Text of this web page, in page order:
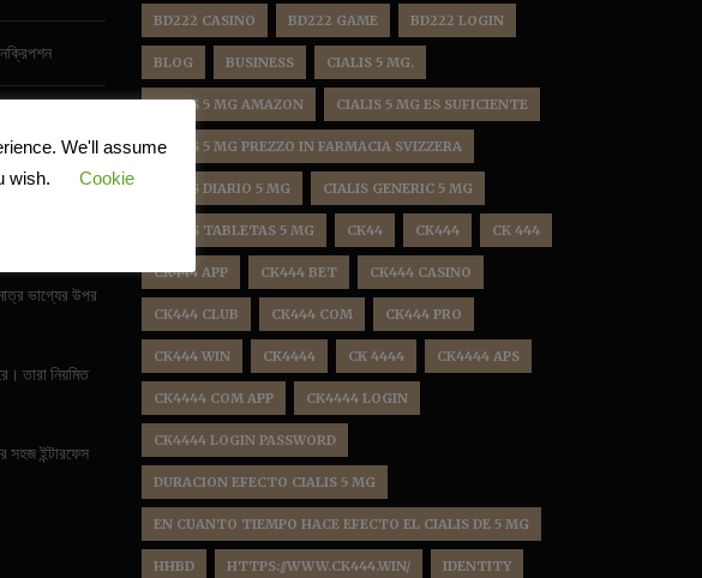
উইকেটের
ভাগ্যের উপর
তারা নিয়মিত
সহজ ইন্টারফেস
BD222 CASINO BD222 GAME BD222 LOGIN
BLOG BUSINESS CIALIS 5 MG.
CIALIS 5 MG AMAZON CIALIS 5 MG ES SUFICIENTE
CIALIS 5 MG PREZZO IN FARMACIA SVIZZERA
CIALIS DIARIO 5 MG CIALIS GENERIC 5 MG
CIALIS TABLETAS 5 MG CK44 CK444 CK 444
CK444 APP CK444 BET CK444 CASINO
CK444 CLUB CK444 COM CK444 PRO
CK444 WIN CK4444 CK 4444 CK4444 APS
CK4444 COM APP CK4444 LOGIN
CK4444 LOGIN PASSWORD
DURACION EFECTO CIALIS 5 MG
EN CUANTO TIEMPO HACE EFECTO EL CIALIS DE 5 MG
HHBD HTTPS://WWW.CK444.WIN/ IDENTITY
We'll assume
wish.
Cookie